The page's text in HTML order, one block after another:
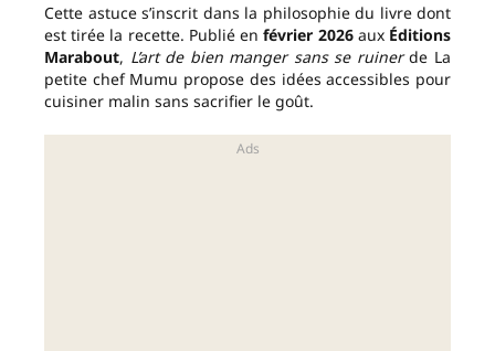
Cette astuce s’inscrit dans la philosophie du livre dont
est tirée la recette. Publié enfévrier 2026aux Éditions
Marabout, L’art de bien manger sans se ruinerde La
petite chef Mumu propose des idées accessibles pour
cuisiner malin sans sacrifier le goût.